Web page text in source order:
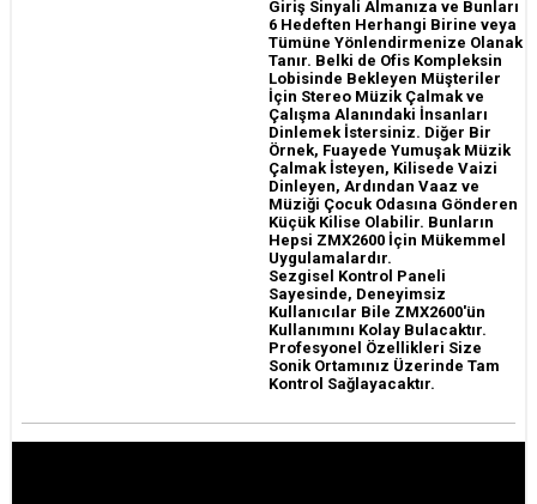
Giriş Sinyali Almanıza ve Bunları
6 Hedeften Herhangi Birine veya
Tümüne Yönlendirmenize Olanak
Tanır. Belki de Ofis Kompleksin
Lobisinde Bekleyen Müşteriler
İçin Stereo Müzik Çalmak ve
Çalışma Alanındaki İnsanları
Dinlemek İstersiniz. Diğer Bir
Örnek, Fuayede Yumuşak Müzik
Çalmak İsteyen, Kilisede Vaizi
Dinleyen, Ardından Vaaz ve
Müziği Çocuk Odasına Gönderen
Küçük Kilise Olabilir. Bunların
Hepsi ZMX2600 İçin Mükemmel
Uygulamalardır.
Sezgisel Kontrol Paneli
Sayesinde, Deneyimsiz
Kullanıcılar Bile ZMX2600'ün
Kullanımını Kolay Bulacaktır.
Profesyonel Özellikleri Size
Sonik Ortamınız Üzerinde Tam
Kontrol Sağlayacaktır.